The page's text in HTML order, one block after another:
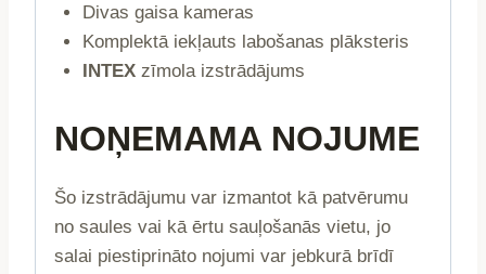
Divas gaisa kameras
Komplektā iekļauts labošanas plāksteris
INTEXzīmola izstrādājums
NOŅEMAMA NOJUME
Šo izstrādājumu var izmantot kā patvērumu
no saules vai kā ērtu sauļošanās vietu, jo
salai piestiprināto nojumi var jebkurā brīdī